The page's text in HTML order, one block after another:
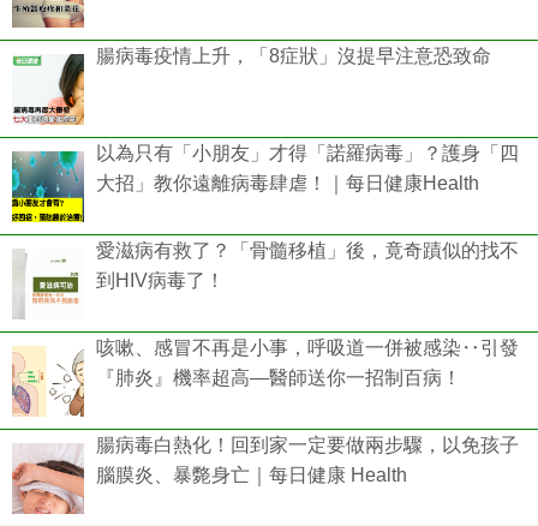
腸病毒疫情上升，「8症狀」沒提早注意恐致命
以為只有「小朋友」才得「諾羅病毒」？護身「四
大招」教你遠離病毒肆虐！｜每日健康Health
愛滋病有救了？「骨髓移植」後，竟奇蹟似的找不
到HIV病毒了！
咳嗽、感冒不再是小事，呼吸道一併被感染‥引發
『肺炎』機率超高—醫師送你一招制百病！
腸病毒白熱化！回到家一定要做兩步驟，以免孩子
腦膜炎、暴斃身亡｜每日健康 Health